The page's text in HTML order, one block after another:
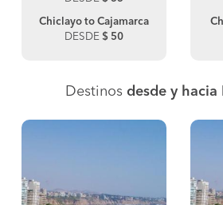
Chiclayo to Cajamarca
DESDE $ 50
Destinos desde y hacia